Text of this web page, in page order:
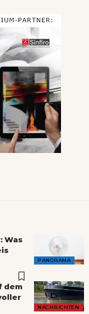
PANORAMA
Was
NACHRICHTEN
dem